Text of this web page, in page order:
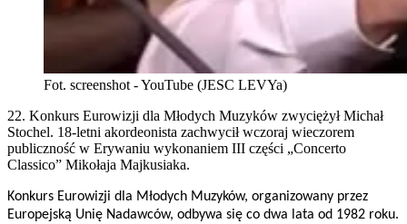
Fot. screenshot - YouTube (JESC LEVYa)
22. Konkurs Eurowizji dla Młodych Muzyków zwyciężył Michał
Stochel. 18-letni akordeonista zachwycił wczoraj wieczorem
publiczność w Erywaniu wykonaniem III części „Concerto
Classico” Mikołaja Majkusiaka.
Konkurs Eurowizji dla Młodych Muzyków, organizowany przez
Europejską Unię Nadawców, odbywa się co dwa lata od 1982 roku.